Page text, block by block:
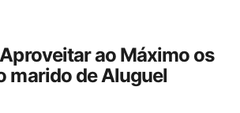
ao Máximo os
marido de Aluguel